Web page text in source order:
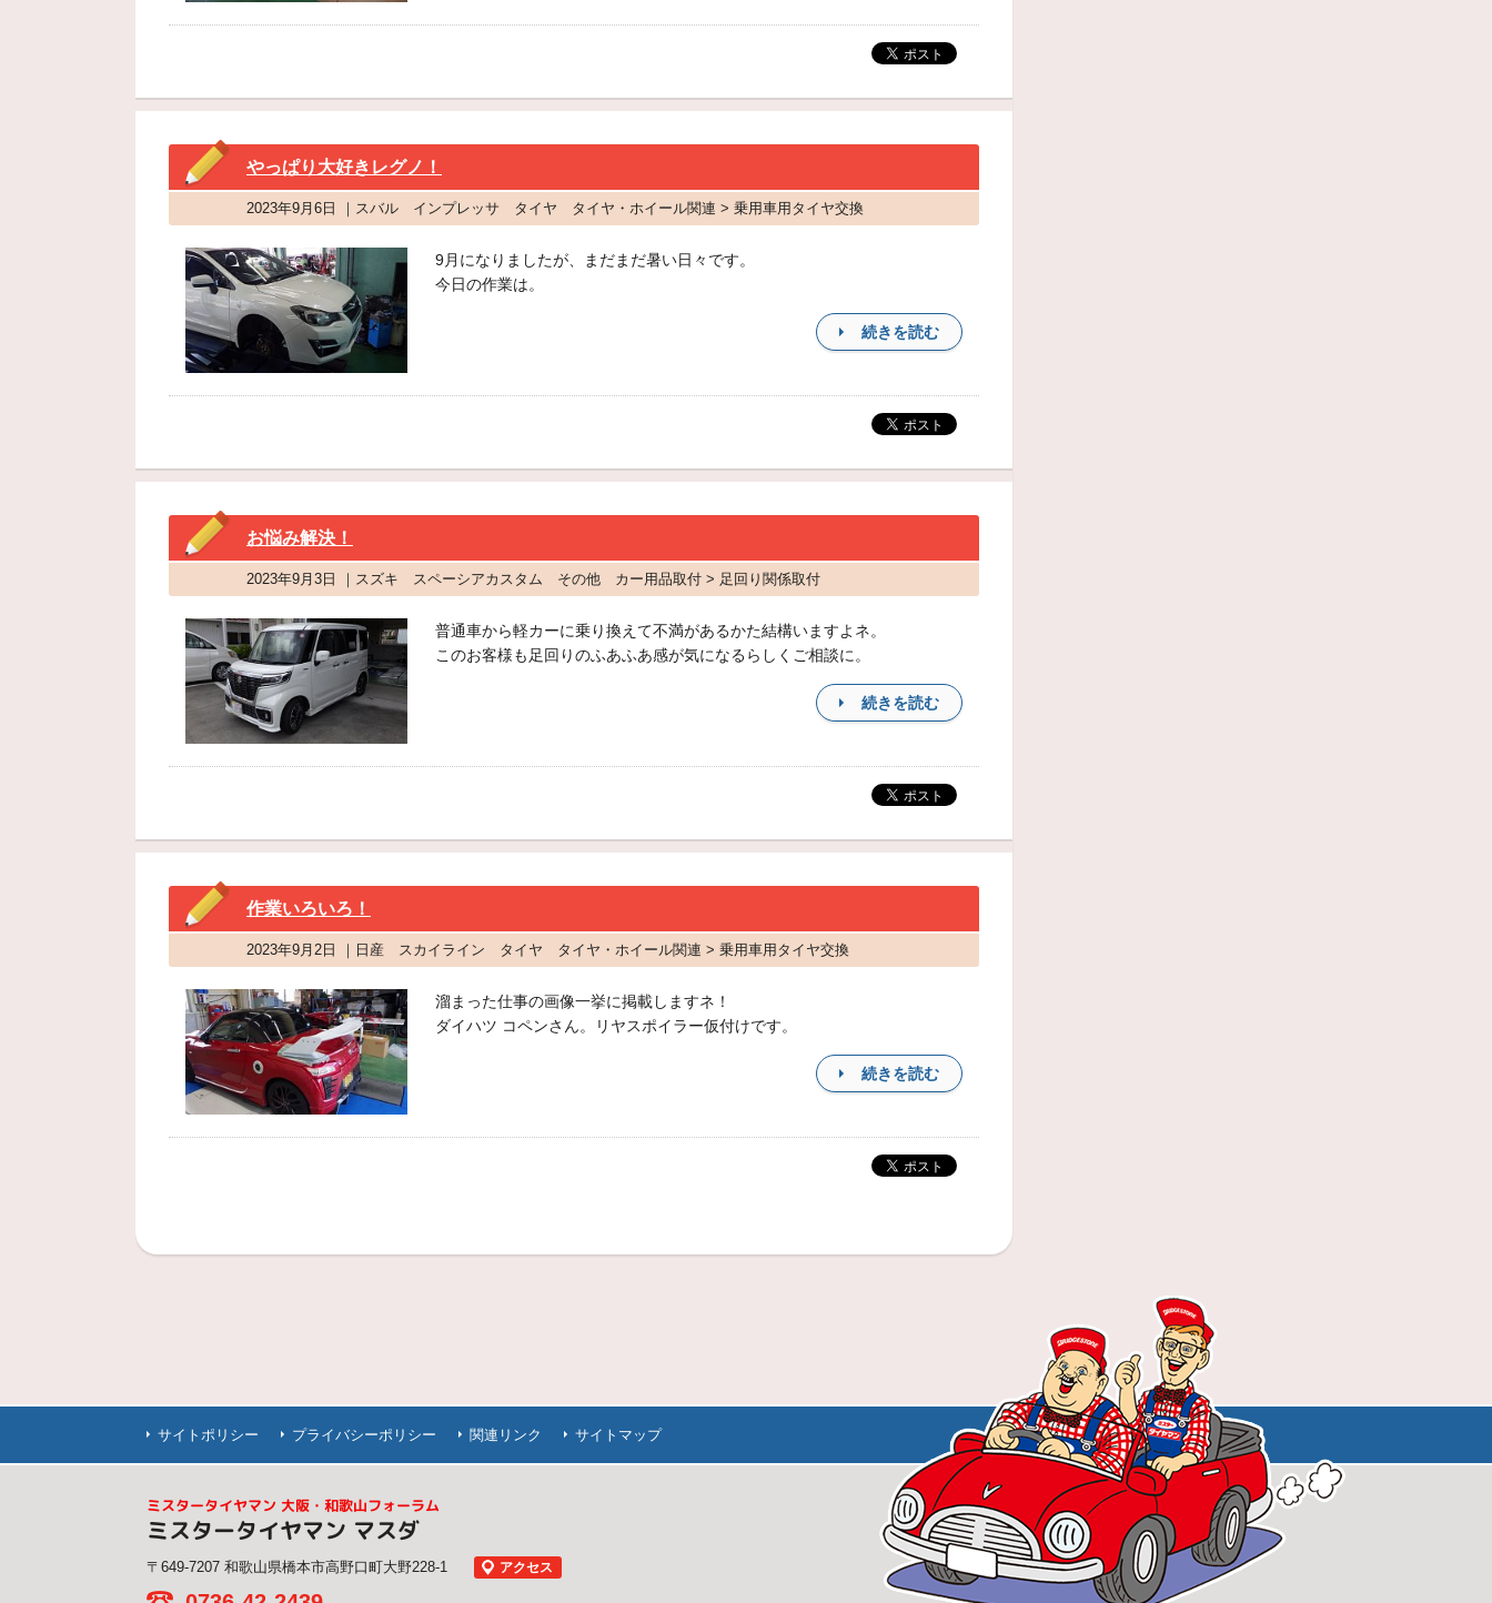
やっぱり大好きレグノ！
2023年9月6日 ｜スバル インプレッサ タイヤ タイヤ・ホイール関連 > 乗用車用タイヤ交換
9月になりましたが、まだまだ暑い日々です。
今日の作業は。
続きを読む
お悩み解決！
2023年9月3日 ｜スズキ スペーシアカスタム その他 カー用品取付 > 足回り関係取付
普通車から軽カーに乗り換えて不満があるかた結構いますよネ。
このお客様も足回りのふあふあ感が気になるらしくご相談に。
続きを読む
作業いろいろ！
2023年9月2日 ｜日産 スカイライン タイヤ タイヤ・ホイール関連 > 乗用車用タイヤ交換
溜まった仕事の画像一挙に掲載しますネ！
ダイハツ コペンさん。リヤスポイラー仮付けです。
続きを読む
サイトポリシー プライバシーポリシー 関連リンク サイトマップ
ミスタータイヤマン 大阪・和歌山フォーラム
ミスタータイヤマン マスダ
〒649-7207 和歌山県橋本市高野口町大野228-1 アクセス